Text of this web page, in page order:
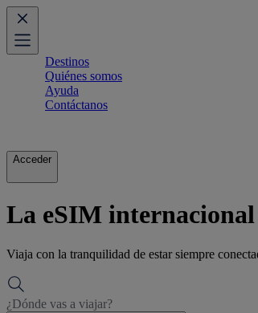
Destinos
Quiénes somos
Ayuda
Contáctanos
Acceder
La eSIM internacional
Viaja con la tranquilidad de estar siempre
¿Dónde vas a viajar?